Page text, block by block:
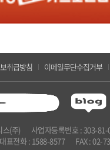
취급방침 이메일무단수집거부
스(주)
사업자등록번호 : 303-
대표전화 : 1588-8577
FAX : 02-